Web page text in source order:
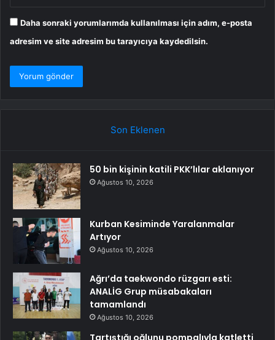
Daha sonraki yorumlarımda kullanılması için adım, e-posta
adresim ve site adresim bu tarayıcıya kaydedilsin.
Son Eklenen
50 bin kişinin katili PKK’lılar aklanıyor
Ağustos 10, 2026
Kurban Kesiminde Yaralanmalar
Artıyor
Ağustos 10, 2026
Ağrı’da taekwondo rüzgarı esti:
ANALİG Grup müsabakaları
tamamlandı
Ağustos 10, 2026
Tartıştığı oğlunu pompalıyla katletti